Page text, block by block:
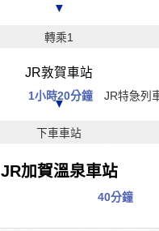
▼
轉乘1
JR敦賀車站
1小時20分鐘 JR特急列
▼
下車車站
JR加賀溫泉車站
40分鐘